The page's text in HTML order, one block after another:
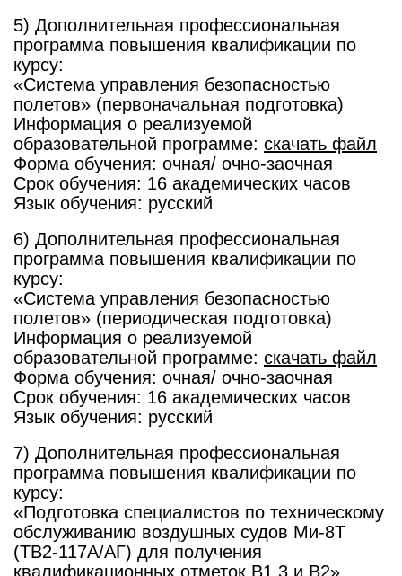
5) Дополнительная профессиональная
программа повышения квалификации по
курсу:
«Система управления безопасностью
полетов» (первоначальная подготовка)
Информация о реализуемой
образовательной программе: скачать файл
Форма обучения: очная/ очно-заочная
Срок обучения: 16 академических часов
Язык обучения: русский
6) Дополнительная профессиональная
программа повышения квалификации по
курсу:
«Система управления безопасностью
полетов» (периодическая подготовка)
Информация о реализуемой
образовательной программе: скачать файл
Форма обучения: очная/ очно-заочная
Срок обучения: 16 академических часов
Язык обучения: русский
7) Дополнительная профессиональная
программа повышения квалификации по
курсу:
«Подготовка специалистов по техническому
обслуживанию воздушных судов Ми-8Т
(ТВ2-117А/АГ) для получения
квалификационных отметок В1.3 и B2»